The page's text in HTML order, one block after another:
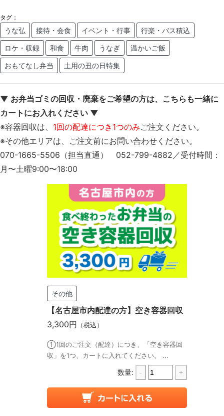
タグ：
うな弘 接待・会食 イベント・行事 行楽・バス積込
ロケ・収録 和食 牛肉 うなぎ 温かいご飯
おもてなし弁当 土用の丑の日特集
▼ お弁当ゴミの回収・廃棄をご希望の方は、こちらも一緒に
カートにお入れください ▼
※容器回収は、 1回の配達につき1つのみご注文ください。
※その他エリアは、ご注文前にお問い合わせください。
070-1665-5506（担当直通） 052-799-4882／受付時間：
月〜土曜9:00〜18:00
その他
【名古屋市内配達の方】空き容器回収
3,300円 （税込）
①1回のご注文（配達）につき、「空き容器回
収」を1つ、カートに入れてください。 ...
数量: - +